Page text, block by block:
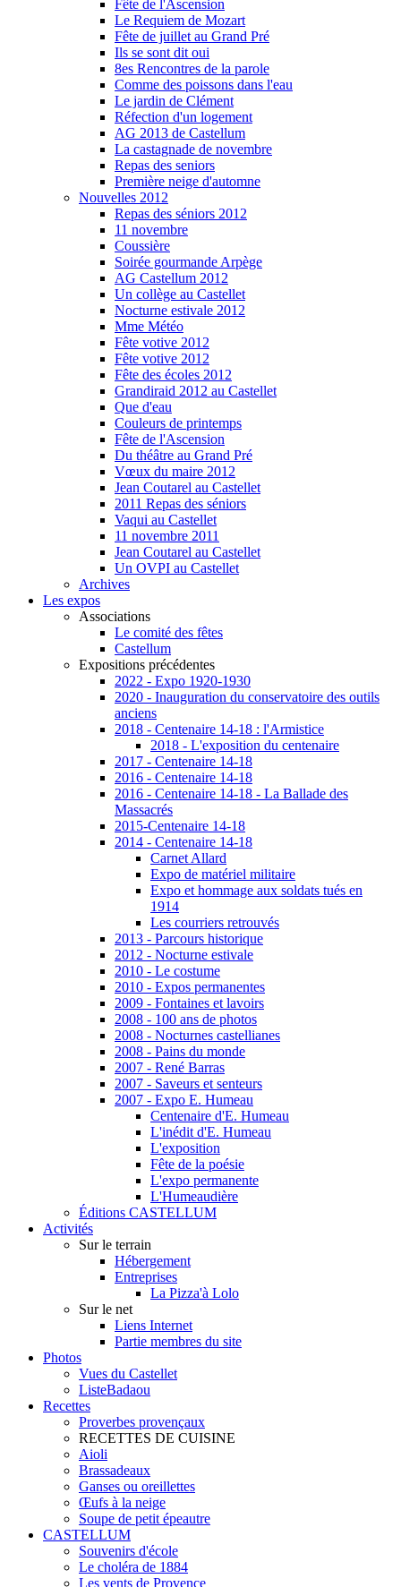
Fête de l'Ascension
Le Requiem de Mozart
Fête de juillet au Grand Pré
Ils se sont dit oui
8es Rencontres de la parole
Comme des poissons dans l'eau
Le jardin de Clément
Réfection d'un logement
AG 2013 de Castellum
La castagnade de novembre
Repas des seniors
Première neige d'automne
Nouvelles 2012
Repas des séniors 2012
11 novembre
Coussière
Soirée gourmande Arpège
AG Castellum 2012
Un collège au Castellet
Nocturne estivale 2012
Mme Météo
Fête votive 2012
Fête votive 2012
Fête des écoles 2012
Grandiraid 2012 au Castellet
Que d'eau
Couleurs de printemps
Fête de l'Ascension
Du théâtre au Grand Pré
Vœux du maire 2012
Jean Coutarel au Castellet
2011 Repas des séniors
Vaqui au Castellet
11 novembre 2011
Jean Coutarel au Castellet
Un OVPI au Castellet
Archives
Les expos
Associations
Le comité des fêtes
Castellum
Expositions précédentes
2022 - Expo 1920-1930
2020 - Inauguration du conservatoire des outils
anciens
2018 - Centenaire 14-18 : l'Armistice
2018 - L'exposition du centenaire
2017 - Centenaire 14-18
2016 - Centenaire 14-18
2016 - Centenaire 14-18 - La Ballade des
Massacrés
2015-Centenaire 14-18
2014 - Centenaire 14-18
Carnet Allard
Expo de matériel militaire
Expo et hommage aux soldats tués en
1914
Les courriers retrouvés
2013 - Parcours historique
2012 - Nocturne estivale
2010 - Le costume
2010 - Expos permanentes
2009 - Fontaines et lavoirs
2008 - 100 ans de photos
2008 - Nocturnes castellianes
2008 - Pains du monde
2007 - René Barras
2007 - Saveurs et senteurs
2007 - Expo E. Humeau
Centenaire d'E. Humeau
L'inédit d'E. Humeau
L'exposition
Fête de la poésie
L'expo permanente
L'Humeaudière
Éditions CASTELLUM
Activités
Sur le terrain
Hébergement
Entreprises
La Pizza'à Lolo
Sur le net
Liens Internet
Partie membres du site
Photos
Vues du Castellet
ListeBadaou
Recettes
Proverbes provençaux
RECETTES DE CUISINE
Aioli
Brassadeaux
Ganses ou oreillettes
Œufs à la neige
Soupe de petit épeautre
CASTELLUM
Souvenirs d'école
Le choléra de 1884
Les vents de Provence